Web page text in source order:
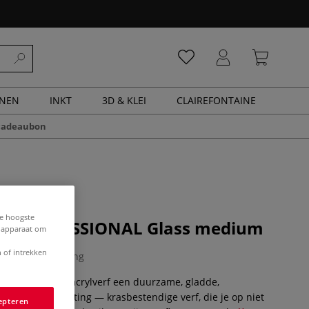
INKT 3D & KLEI CLAIREFONTAINE
PROFESSIONAL Glass medium
0 Beoordeling
je van je acrylverf een duurzame, gladde,
— na heat-setting — krasbestendige verf, die je op niet
hoogste
om
of intrekken